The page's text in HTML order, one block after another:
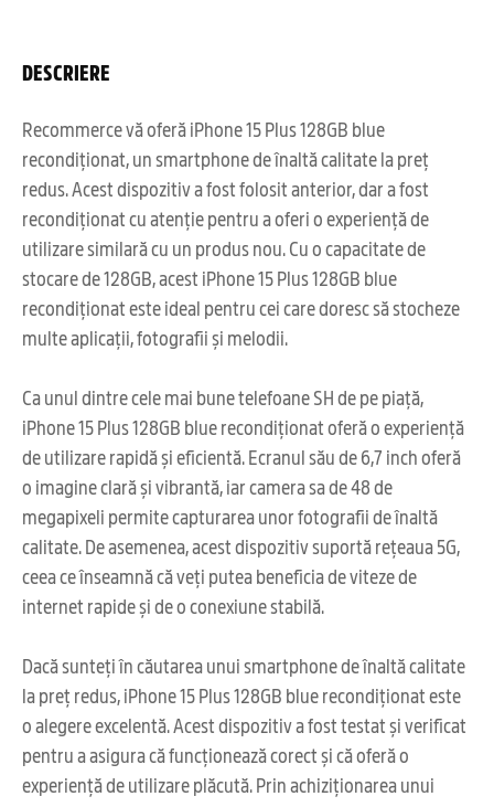
DESCRIERE
Recommerce vă oferă iPhone 15 Plus 128GB blue
recondiționat, un smartphone de înaltă calitate la preț
redus. Acest dispozitiv a fost folosit anterior, dar a fost
recondiționat cu atenție pentru a oferi o experiență de
utilizare similară cu un produs nou. Cu o capacitate de
stocare de 128GB, acest iPhone 15 Plus 128GB blue
recondiționat este ideal pentru cei care doresc să stocheze
multe aplicații, fotografii și melodii.
Ca unul dintre cele mai bune telefoane SH de pe piață,
iPhone 15 Plus 128GB blue recondiționat oferă o experiență
de utilizare rapidă și eficientă. Ecranul său de 6,7 inch oferă
o imagine clară și vibrantă, iar camera sa de 48 de
megapixeli permite capturarea unor fotografii de înaltă
calitate. De asemenea, acest dispozitiv suportă rețeaua 5G,
ceea ce înseamnă că veți putea beneficia de viteze de
internet rapide și de o conexiune stabilă.
Dacă sunteți în căutarea unui smartphone de înaltă calitate
la preț redus, iPhone 15 Plus 128GB blue recondiționat este
o alegere excelentă. Acest dispozitiv a fost testat și verificat
pentru a asigura că funcționează corect și că oferă o
experiență de utilizare plăcută. Prin achiziționarea unui